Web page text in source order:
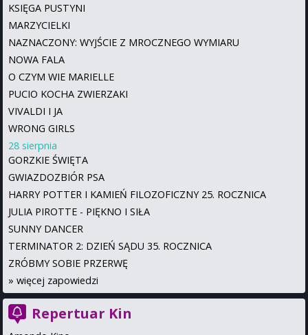
KSIĘGA PUSTYNI
MARZYCIELKI
NAZNACZONY: WYJŚCIE Z MROCZNEGO WYMIARU
NOWA FALA
O CZYM WIE MARIELLE
PUCIO KOCHA ZWIERZAKI
VIVALDI I JA
WRONG GIRLS
28 sierpnia
GORZKIE ŚWIĘTA
GWIAZDOZBIÓR PSA
HARRY POTTER I KAMIEŃ FILOZOFICZNY 25. ROCZNICA
JULIA PIROTTE - PIĘKNO I SIŁA
SUNNY DANCER
TERMINATOR 2: DZIEŃ SĄDU 35. ROCZNICA
ZRÓBMY SOBIE PRZERWĘ
» więcej zapowiedzi
Repertuar Kin